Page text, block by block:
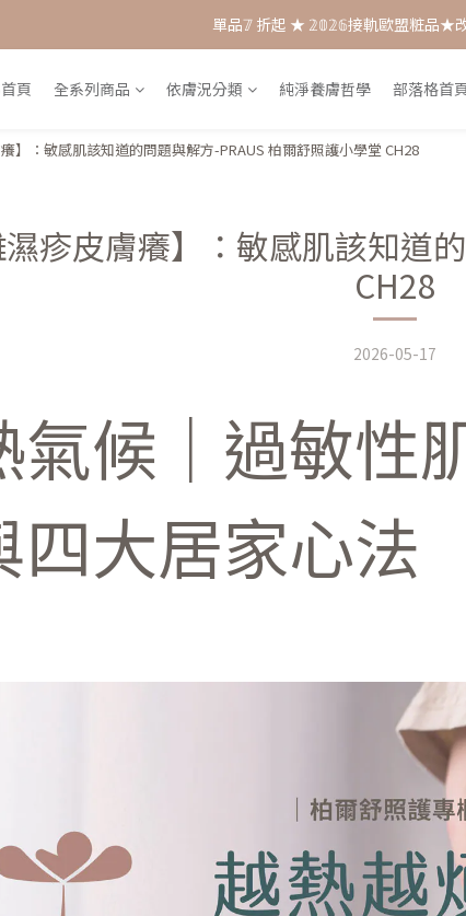
每月打卡📱賺自己的購
每月打卡📱賺自己的購
頁 全系列商品 依膚況分類 純淨養膚哲學 部落格首
】：敏感肌該知道的問題與解方-PRAUS 柏爾舒照護小學堂 CH28
疹皮膚癢】：敏感肌該知道
CH28
2026-05-17
氣候｜過敏性
四大居家心法